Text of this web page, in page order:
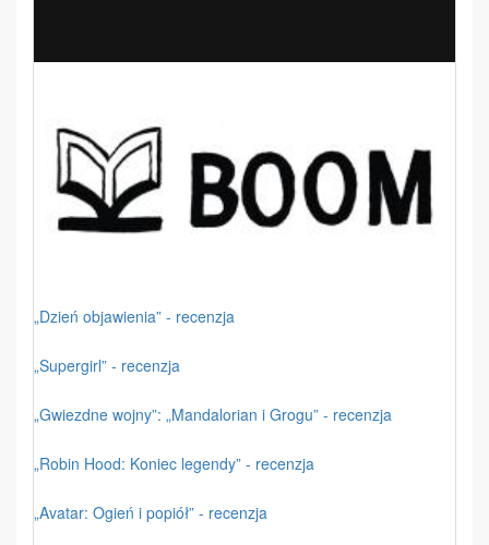
„Dzień objawienia” - recenzja
„Supergirl” - recenzja
„Gwiezdne wojny”: „Mandalorian i Grogu” - recenzja
„Robin Hood: Koniec legendy” - recenzja
„Avatar: Ogień i popiół” - recenzja